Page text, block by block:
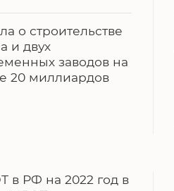
о строительстве
и двух
заводов на
20 миллиардов
в РФ на 2022 год в